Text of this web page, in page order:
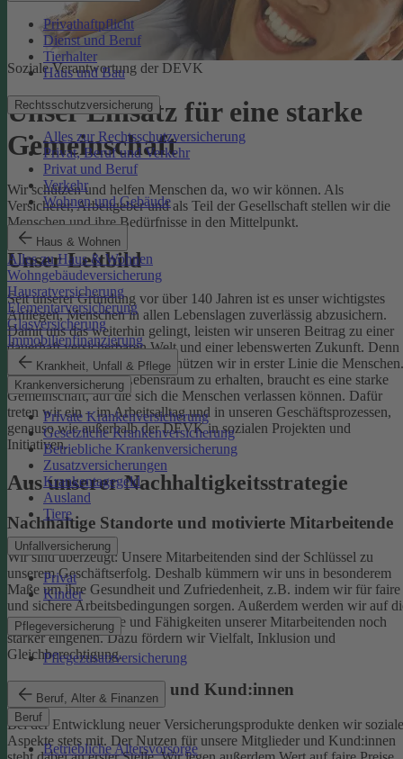
Privathaftpflicht
Dienst und Beruf
Tierhalter
Haus und Bau
Rechtsschutzversicherung
Alles zur Rechtsschutzversicherung
Privat, Beruf und Verkehr
Privat und Beruf
Verkehr
Wohnen und Gebäude
Haus & Wohnen
Alles zu Haus & Wohnen
Wohngebäudeversicherung
Hausratversicherung
Elementarversicherung
Glasversicherung
Immobilienfinanzierung
Krankheit, Unfall & Pflege
Krankenversicherung
Private Krankenversicherung
Gesetzliche Krankenversicherung
Betriebliche Krankenversicherung
Zusatzversicherungen
Krankentagegeld
Ausland
Tiere
Unfallversicherung
Privat
Kinder
Pflegeversicherung
Pflegezusatzversicherung
Beruf, Alter & Finanzen
Beruf
Betriebliche Altersvorsorge
Soziale Verantwortung der DEVK
Unser Einsatz für eine starke
Gemeinschaft
Wir schützen und helfen Menschen da, wo wir können. Als
Versicherer, Arbeitgeber und als Teil der Gesellschaft stellen wir die
Menschen und ihre Bedürfnisse in den Mittelpunkt.
Unser Leitbild
Seit unserer Gründung vor über 140 Jahren ist es unser wichtigstes
Anliegen, Menschen in allen Lebenslagen zuverlässig abzusichern.
Damit uns das weiterhin gelingt, leisten wir unseren Beitrag zu einer
dauerhaft versicherbaren Welt und einer lebenswerten Zukunft. Denn
schützen wir das Klima, so schützen wir in erster Linie die Menschen.
Um einen gesunden Lebensraum zu erhalten, braucht es eine starke
Gemeinschaft, auf die sich die Menschen verlassen können. Dafür
treten wir ein – im Arbeitsalltag und in unseren Geschäftsprozessen,
genauso wie außerhalb der DEVK in sozialen Projekten und
Initiativen.
Aus unserer Nachhaltigkeitsstrategie
Nachhaltige Standorte und motivierte Mitarbeitende
Wir sind überzeugt: Unsere Mitarbeitenden sind der Schlüssel zu
unserem Geschäftserfolg. Deshalb kümmern wir uns in besonderem
Maße um ihre Gesundheit und Zufriedenheit, z.B. indem wir für faire
und sichere Arbeitsbedingungen sorgen. Außerdem werden wir auf
individuellen Talente und Fähigkeiten unserer Mitarbeitenden noch
stärker eingehen. Dazu fördern wir Vielfalt, Inklusion und
Gleichberechtigung.
Begeisterte Mitglieder und Kund:innen
Bei der Entwicklung neuer Versicherungsprodukte denken wir soziale
Aspekte stets mit. Der Nutzen für unsere Mitglieder und Kund:innen